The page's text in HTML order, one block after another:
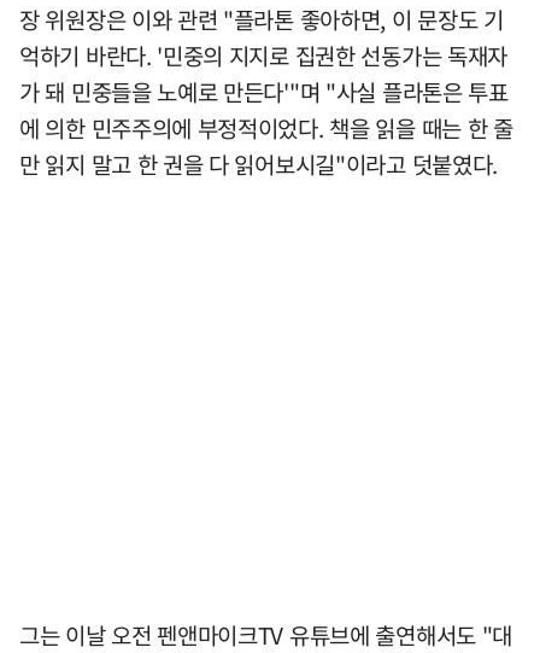
장 위원장은 이와 관련 "플라톤 좋아하면, 이 문장도 기
억하기 바란다. '민중의 지지로 집권한 선동가는 독재자
가 돼 민중들을 노예로 만든다'"며 "사실 플라톤은 투표
에 의한 민주주의에 부정적이었다. 책을 읽을 때는 한 줄
만 읽지 말고 한 권을 다 읽어보시길"이라고 덧붙였다.
그는 이날 오전 펜앤마이크TV 유튜브에 출연해서도 "대